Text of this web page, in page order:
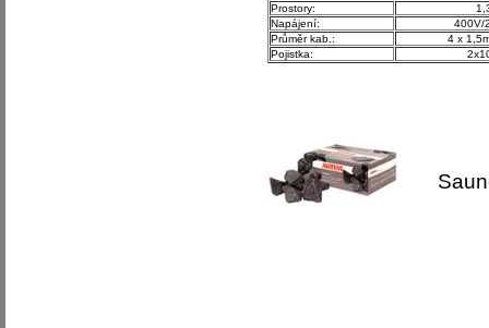
Prostory:
Napájení:
400V/
Průměr kab.:
4 x
Pojistka: